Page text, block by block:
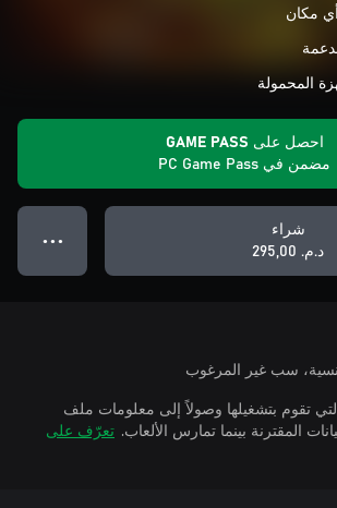
المحمولة
احصل على GAME PASS
مضمن في PC Game Pass
شراء
د.م.‏ 295,00
● ● ●
سب غير المرغوب
تقوم بتشغيلها وصولاً إلى معلومات ملف
تعرّف على